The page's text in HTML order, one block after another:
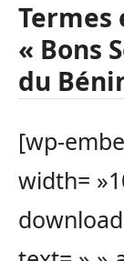
Termes
« Bons
du
[wp-
width=